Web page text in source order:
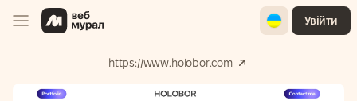
UkrainianУвійти
https://www.holobor.com